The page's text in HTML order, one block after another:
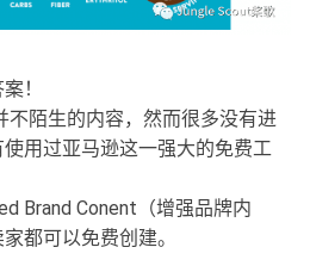
！
不陌生的内容，然而很多没有进
用过亚马逊这一强大的免费工
Brand Conent（增强品牌内
都可以免费创建。